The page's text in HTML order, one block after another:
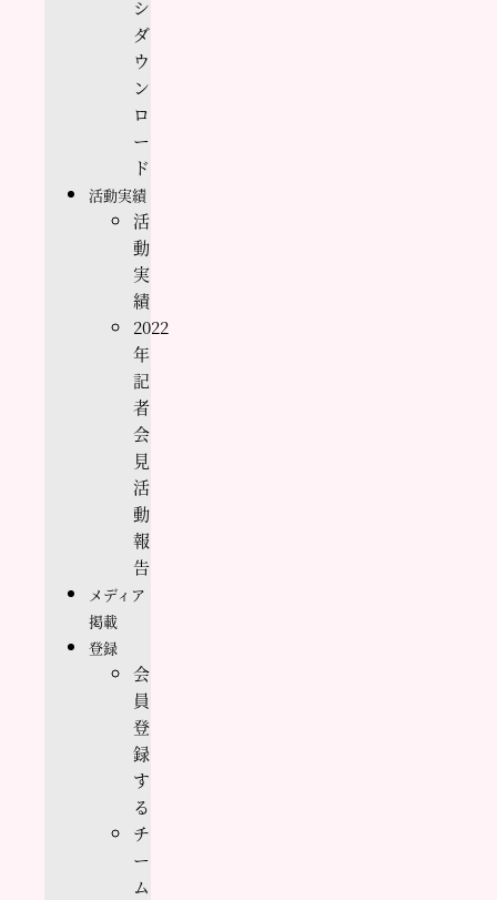
シ
ダ
ウ
ン
ロ
ー
ド
活動実績
活
動
実
績
2022
年
記
者
会
見
活
動
報
告
メディア
掲載
登録
会
員
登
録
す
る
チ
ー
ム